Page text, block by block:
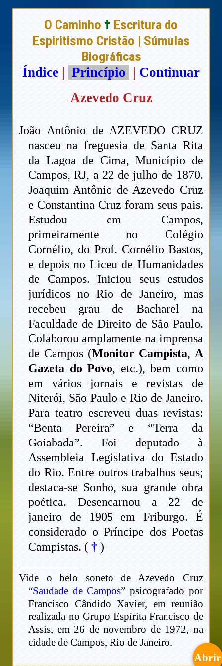
O Caminho † Escritura do
Espiritismo Cristão | Súmulas
Biográficas
Índice | Princípio | Continuar
Azevedo Cruz
João Antônio de AZEVEDO CRUZ
nasceu na freguesia de Santa Rita
da Lagoa de Cima, Município de
Campos, RJ, a 22 de julho de 1870.
Joaquim Antônio de Azevedo Cruz
e Constantina Cruz foram seus pais.
Estudou em Campos,
primeiramente no Colégio
Cornélio, do Prof. Cornélio Bastos,
e depois no Liceu de Humanidades
de Campos. Iniciou seus estudos
jurídicos no Rio de Janeiro, mas
recebeu grau de Bacharel na
Faculdade de Direito de São Paulo.
Colaborou amplamente na imprensa
de Campos (Monitor Campista, A
Gazeta do Povo, etc.), bem como
em vários jornais e revistas de
Niterói, São Paulo e Rio de Janeiro.
Para teatro escreveu duas revistas:
“Benta Pereira” e “Terra da
Goiabada”. Foi deputado à
Assembleia Legislativa do Estado
do Rio. Entre outros trabalhos seus;
destaca-se Sonho, sua grande obra
poética. Desencarnou a 22 de
janeiro de 1905 em Friburgo. É
considerado o Príncipe dos Poetas
Campistas. ( †)
Vide o belo soneto de Azevedo Cruz
“Saudade de Campos” psicografado por
Francisco Cândido Xavier, em reunião
realizada no Grupo Espírita Francisco de
Assis, em 26 de novembro de 1972, na
cidade de Campos, Rio de Janeiro.
Abrir